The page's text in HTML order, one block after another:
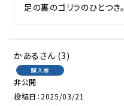
足の裏のゴリラのひとつき。
かある 3
購入者
非公開
投稿日 2025/03/21